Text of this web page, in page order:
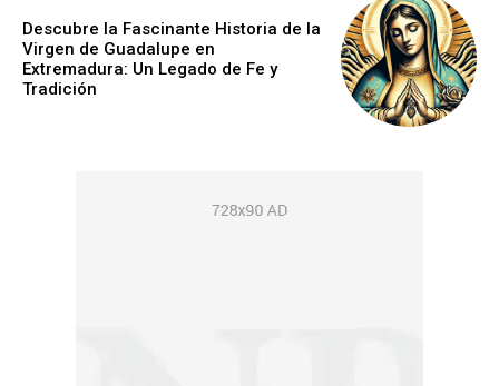
Descubre la Fascinante Historia de la
Virgen de Guadalupe en
Extremadura: Un Legado de Fe y
Tradición